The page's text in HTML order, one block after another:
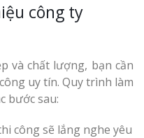
công ty
và chất lượng, bạn cần
uy tín. Quy trình làm
bước sau:
công sẽ lắng nghe yêu